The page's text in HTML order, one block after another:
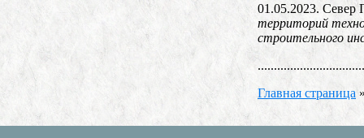
01.05.2023. Север
территорий
строительного
Главная страница